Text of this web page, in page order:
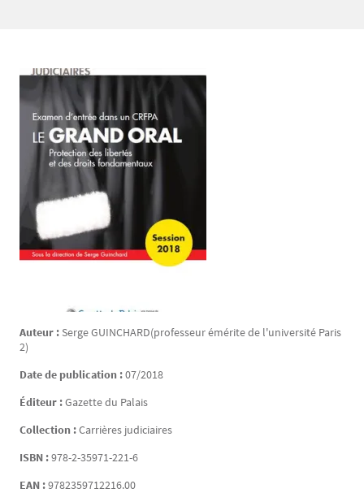
Auteur : SergeGUINCHARD(professeur émérite de l'université Paris
2)
Date de publication :07/2018
Éditeur :Gazette du Palais
Collection :Carrières judiciaires
ISBN :978-2-35971-221-6
EAN :9782359712216.00